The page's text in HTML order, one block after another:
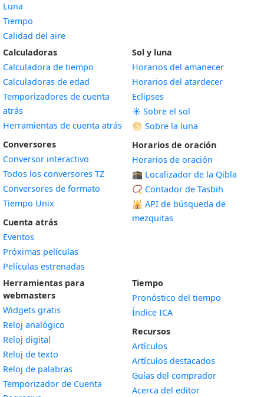
Luna
Tiempo
Calidad del aire
Calculadoras
Calculadora de tiempo
Calculadoras de edad
Temporizadores de cuenta
atrás
Herramientas de cuenta atrás
Conversores
Conversor interactivo
Todos los conversores TZ
Conversores de formato
Tiempo Unix
Cuenta atrás
Eventos
Próximas películas
Películas estrenadas
Sol y luna
Horarios del amanecer
Horarios del atardecer
Eclipses
☀️ Sobre el sol
🌕 Sobre la luna
Horarios de oración
Horarios de oración
🕋 Localizador de la Qibla
📿 Contador de Tasbih
🕌 API de búsqueda de
mezquitas
Herramientas para
webmasters
Widgets gratis
Reloj analógico
Reloj digital
Reloj de texto
Reloj de palabras
Temporizador de Cuenta
Tiempo
Pronóstico del tiempo
Índice ICA
Recursos
Artículos
Artículos destacados
Guías del comprador
Acerca del editor